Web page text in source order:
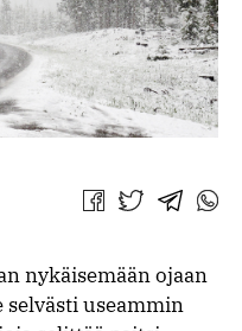
Jaa Jaa Jaa Jaa
nykäisemään ojaan
useammin